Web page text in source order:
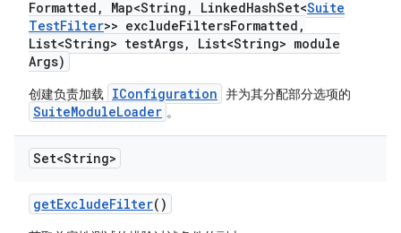
Formatted , Map<String , LinkedHashSet<Suite
TestFilter>> excludeFiltersFormatted ,
List<String> testArgs,
List<String> module
Args)
创建负责加载 IConfiguration 并为其分配部分选项的
SuiteModuleLoader 。
Set<String>
getExcludeFilter()